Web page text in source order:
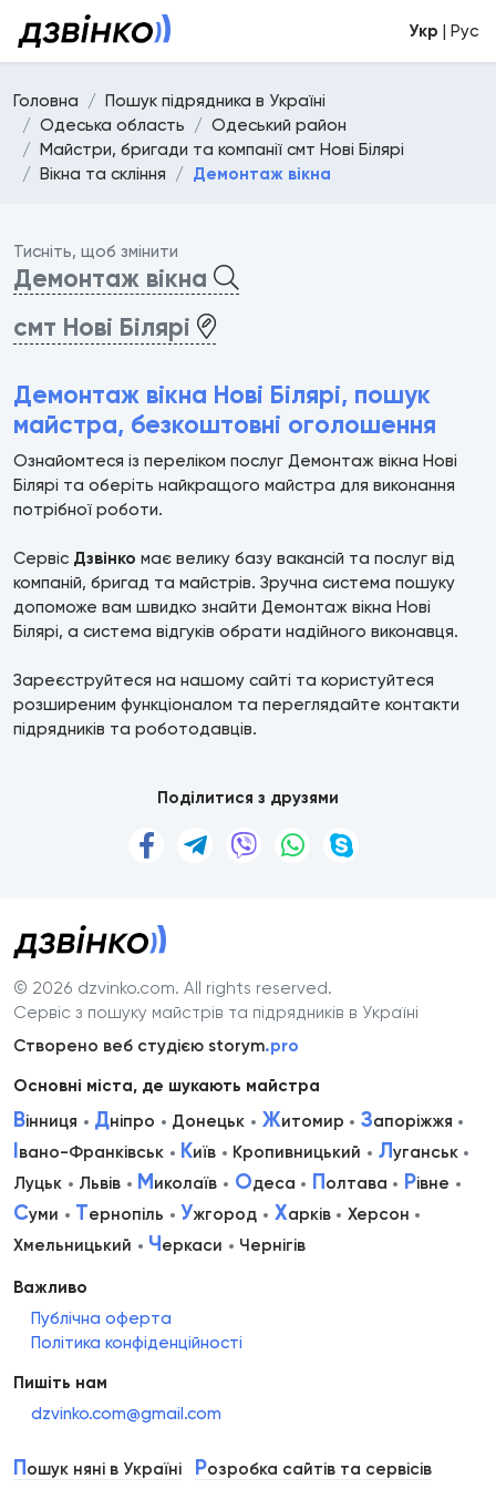
Укр | Рус
Головна
Пошук підрядника в Україні
Одеська область
Одеський район
Майстри, бригади та компанії смт Нові Білярі
Вікна та скління
Демонтаж вікна
Тисніть, щоб змінити
Демонтаж вікна
смт Нові Білярі
Демонтаж вікна Нові Білярі, пошук
майстра, безкоштовні оголошення
Ознайомтеся із переліком послуг Демонтаж вікна Нові
Білярі та оберіть найкращого майстра для виконання
потрібної роботи.
Сервіс Дзвінко має велику базу вакансій та послуг від
компаній, бригад та майстрів. Зручна система пошуку
допоможе вам швидко знайти Демонтаж вікна Нові
Білярі, а система відгуків обрати надійного виконавця.
Зареєструйтеся на нашому сайті та користуйтеся
розширеним функціоналом та переглядайте контакти
підрядників та роботодавців.
Поділитися з друзями
© 2026 dzvinko.com. All rights reserved.
Сервіс з пошуку майстрів та підрядників в Україні
Створено веб студією storym.pro
Основні міста, де шукають майстра
Вінниця Дніпро Донецьк Житомир Запоріжжя
Івано-Франківськ Київ Кропивницький Луганськ
Луцьк
Львів Миколаїв Одеса Полтава Рівне
Суми Тернопіль Ужгород Харків
Херсон
Хмельницький
Черкаси Чернігів
Важливо
Публічна оферта
Політика конфіденційності
Пишіть нам
dzvinko.com@gmail.com
Пошук няні в Україні Розробка сайтів та сервісів